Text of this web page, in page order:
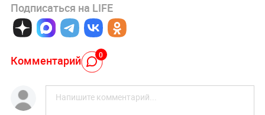
Подписаться на LIFE
Комментарий 0